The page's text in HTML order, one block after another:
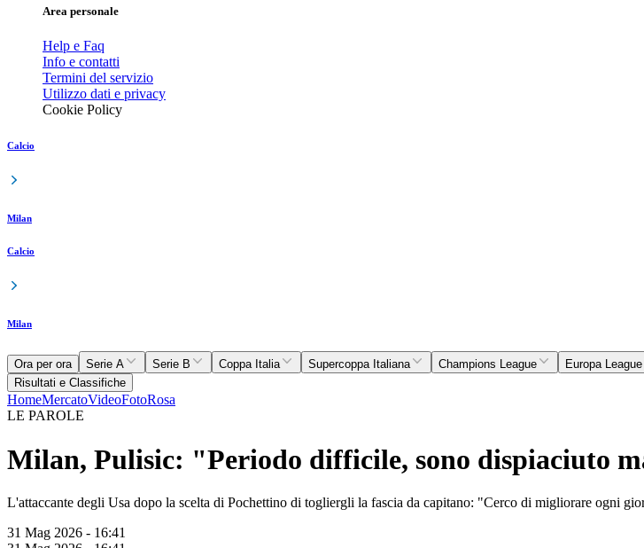
Area personale
Help e Faq
Info e contatti
Termini del servizio
Utilizzo dati e privacy
Cookie Policy
Calcio
Milan
Calcio
Milan
Ora per ora Serie A Serie B Coppa Italia Supercoppa Italiana Champions League Europa League
Risultati e Classifiche
HomeMercatoVideoFotoRosa
LE PAROLE
Milan, Pulisic: "Periodo difficile, sono dispiaciuto
L'attaccante degli Usa dopo la scelta di Pochettino di togliergli la fascia da capitano: "Cerco di migliorare ogni
31 Mag 2026 - 16:41